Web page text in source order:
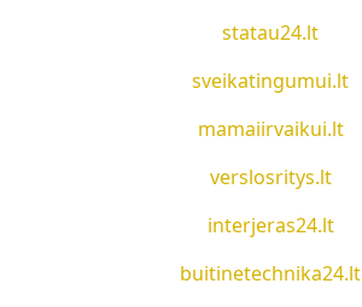
statau24.lt
sveikatingumui.lt
mamaiirvaikui.lt
verslosritys.lt
interjeras24.lt
buitinetechnika24.lt